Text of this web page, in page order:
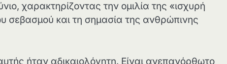
χαρακτηρίζοντας την ομιλία της «ισχυρή
σεβασμού και τη σημασία της ανθρώπινης
ήταν αδικαιολόγητη. Είναι ανεπανόρθωτο